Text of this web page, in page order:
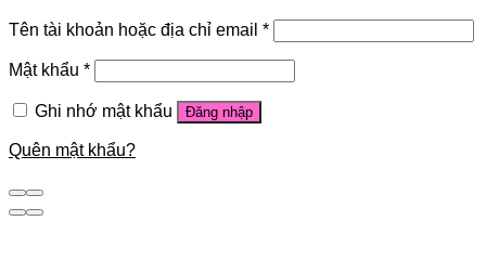
Tên tài khoản hoặc địa chỉ email *
Mật khẩu *
Ghi nhớ mật khẩu Đăng nhập
Quên mật khẩu?